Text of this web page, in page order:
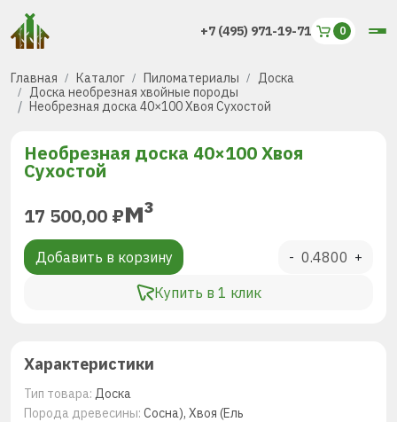
+7 (495) 971-19-71
Главная Каталог Пиломатериалы
Доска
Доска необрезная хвойные породы
Необрезная доска 40×100 Хвоя Сухостой
Необрезная доска 40×100 Хвоя
Сухостой
17 500,00 ₽м³
Добавить в корзину
Купить в 1 клик
- +
Характеристики
Тип товара: Доска
Порода древесины: Сосна), Хвоя (Ель